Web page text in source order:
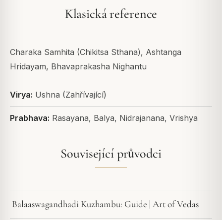
Klasická reference
Charaka Samhita (Chikitsa Sthana), Ashtanga
Hridayam, Bhavaprakasha Nighantu
Virya: Ushna (Zahřívající)
Prabhava: Rasayana, Balya, Nidrajanana, Vrishya
Související průvodci
Balaaswagandhadi Kuzhambu: Guide | Art of Vedas